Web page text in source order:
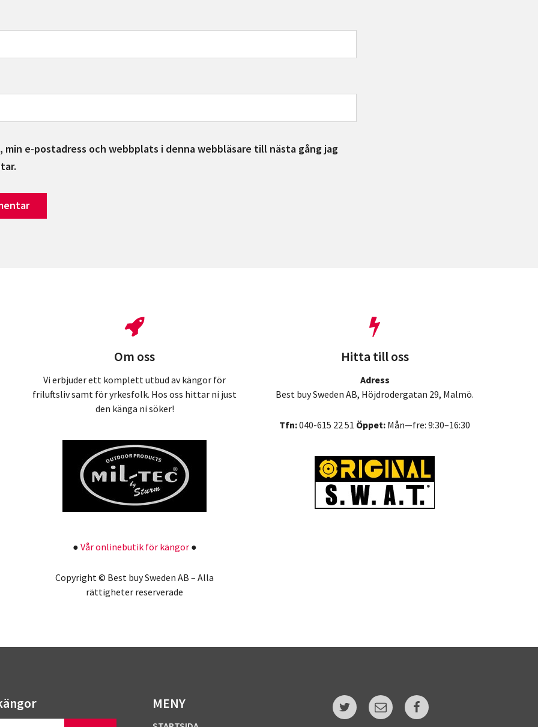
min e-postadress och webbplats i denna webbläsare till nästa gång jag
Om oss
Vi erbjuder ett komplett utbud av kängor för
friluftsliv samt för yrkesfolk. Hos oss hittar ni just
den känga ni söker!
● Vår onlinebutik för kängor●
Copyright © Best buy Sweden AB – Alla
rättigheter reserverade
Hitta till oss
Adress
Best buy Sweden AB, Höjdrodergatan 29, Malmö.
Tfn:040-615 22 51 Öppet: Mån—fre: 9:30–16:30
MENY Twitter
E-
post
Facebook